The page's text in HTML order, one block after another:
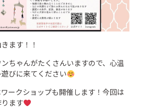
ます！！
ちゃんがたくさんいますので、心温
びに来てください
ークショップも開催します！今回は
ます